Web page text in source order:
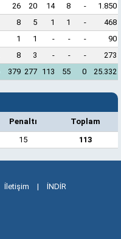
26 20 14 8 -
1.850
8 5 1 1 -
468
1 1 - - -
90
8 3 - - -
273
379 277 113 55 0 25.332
Penaltı
Toplam
15 113
İletişim | İNDİR